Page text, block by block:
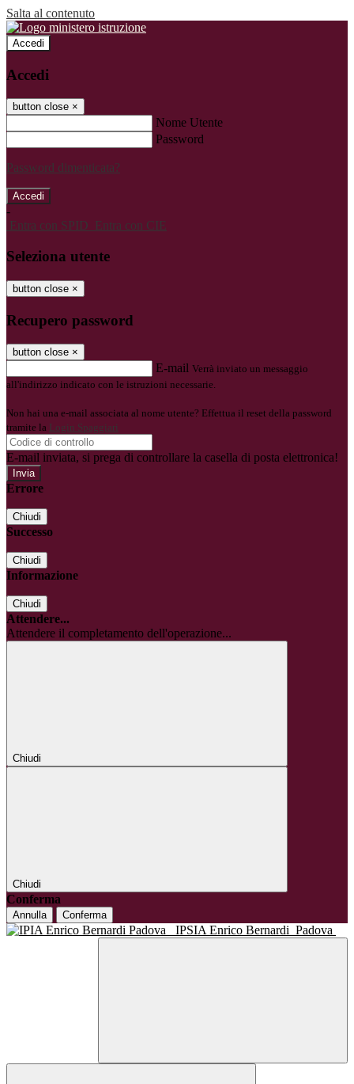
Salta al contenuto
Accedi
Accedi
button close ×
Nome Utente
Password
Password dimenticata?
-
Entra con SPID Entra con CIE
Seleziona utente
button close ×
Recupero password
button close ×
E-mail Verrà inviato un messaggio
all'indirizzo indicato con le istruzioni necessarie.
Non hai una e-mail associata al nome utente? Effettua il reset della password
tramite la Login Spaggiari
E-mail inviata, si prega di controllare la casella di posta elettronica!
Errore
Chiudi
Successo
Chiudi
Informazione
Chiudi
Attendere...
Attendere il completamento dell'operazione...
Chiudi
Chiudi
Conferma
Annulla Conferma
IPSIA Enrico Bernardi Padova